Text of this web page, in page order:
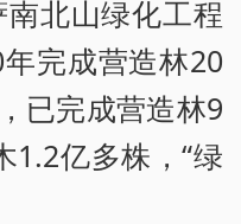
北山绿化工程
完成营造林20
已完成营造林9
1.2亿多株，“绿